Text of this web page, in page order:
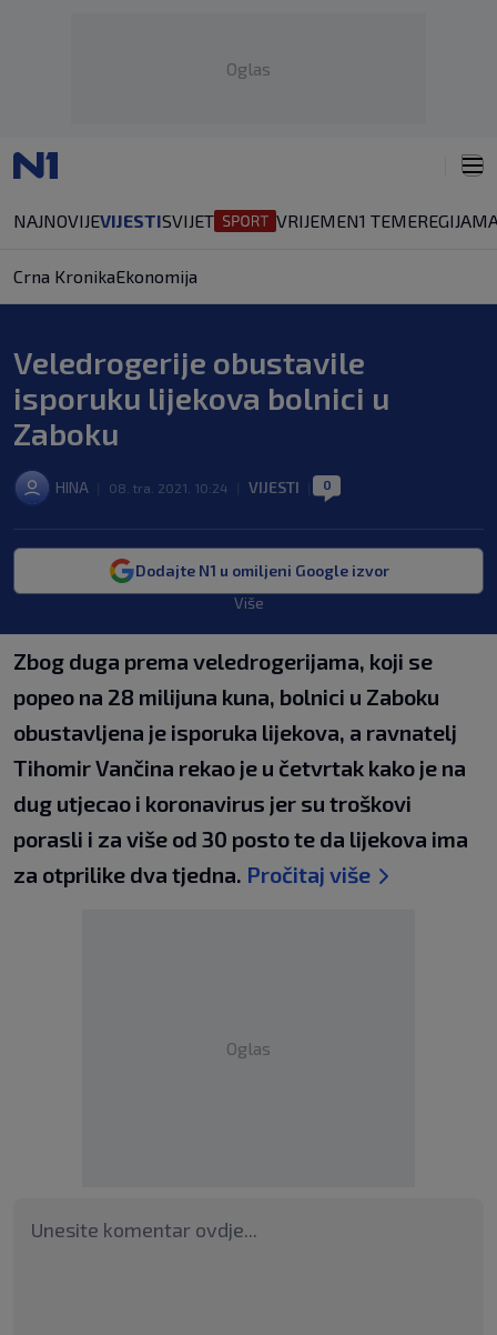
Oglas
NAJNOVIJEVIJESTISVIJET VRIJEMEN1 TEMEREGIJA
Crna KronikaEkonomija
Veledrogerije obustavile
isporuku lijekova bolnici u
Zaboku
HINA 08. tra. 2021. 10:24 VIJESTI 0
Dodajte N1 u omiljeni Google izvor
Više
Zbog duga prema veledrogerijama, koji se
popeo na 28 milijuna kuna, bolnici u Zaboku
obustavljena je isporuka lijekova, a ravnatelj
Tihomir Vančina rekao je u četvrtak kako je na
dug utjecao i koronavirus jer su troškovi
porasli i za više od 30 posto te da lijekova ima
za otprilike dva tjedna. Pročitaj više
Oglas